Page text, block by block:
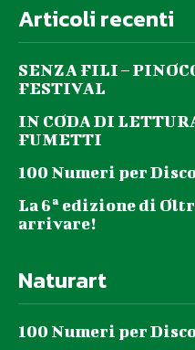
Articoli recenti
SENZA FILI –
FESTIVAL
IN CODA DI
FUMETTI
100 Numeri per
La 6ª edizione di
arrivare!
Naturart
100 Numeri per